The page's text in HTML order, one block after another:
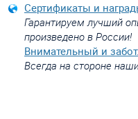
Сертификаты и
Гарантируем лучший
произведено в России!
Внимательный и
Всегда на стороне